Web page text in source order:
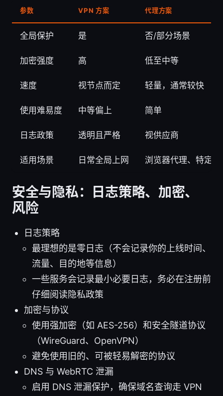
参数 VPN 方案 代理方案
全局保护 是 否/部分场景
加密强度 高 低至中等
速度 视节点而定 轻量，通常较快
使用难易度 中等偏上 简单
日志政策 透明且严格 视供应商
适用场景 日常全局上网 浏览器代理、特定应
安全与隐私：日志策略、加密、
风险
日志策略
最理想的是零日志（不会记录你的上线时间、
流量、目的地等信息）
一些服务会记录最小必要日志，务必在注册前
仔细阅读隐私政策
加密与协议
使用强加密（如 AES-256）和安全隧道协议
（WireGuard、OpenVPN）
避免使用旧的、可被轻易解密的协议
DNS 与 WebRTC 泄漏
启用 DNS 泄漏保护，确保域名查询走 VPN